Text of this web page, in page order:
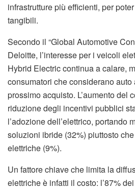
infrastrutture più efficienti, per
tangibili.
Secondo il “Global Automotive
Deloitte, l’interesse per i veicoli
Hybrid Electric continua a calare,
consumatori che considerano
prossimo acquisto. L’aumento del
riduzione degli incentivi pubblici
l’adozione dell’elettrico, portando
soluzioni ibride (32%) piuttosto
elettriche (9%).
Un fattore chiave che limita la
elettriche è infatti il costo: l’87%